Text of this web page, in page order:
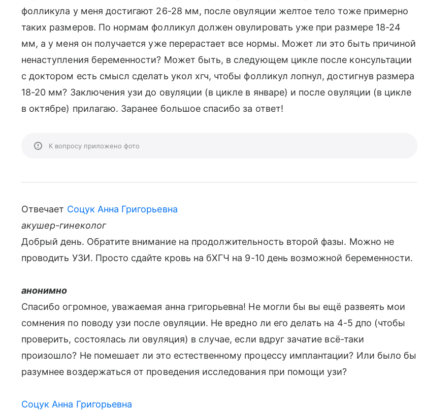
фолликула у меня достигают 26-28 мм, после овуляции желтое тело тоже примерно
таких размеров. По нормам фолликул должен овулировать уже при размере 18-24
мм, а у меня он получается уже перерастает все нормы. Может ли это быть причиной
ненаступления беременности? Может быть, в следующем цикле после консультации
с доктором есть смысл сделать укол хгч, чтобы фолликул лопнул, достигнув размера
18-20 мм? Заключения узи до овуляции (в цикле в январе) и после овуляции (в цикле
в октябре) прилагаю. Заранее большое спасибо за ответ!
К вопросу приложено фото
Отвечает Соцук Анна Григорьевна
акушер-гинеколог
Добрый день. Обратите внимание на продолжительность второй фазы. Можно не
проводить УЗИ. Просто сдайте кровь на бХГЧ на 9-10 день возможной беременности.
анонимно
Спасибо огромное, уважаемая анна григорьевна! Не могли бы вы ещё развеять мои
сомнения по поводу узи после овуляции. Не вредно ли его делать на 4-5 дпо (чтобы
проверить, состоялась ли овуляция) в случае, если вдруг зачатие всё-таки
произошло? Не помешает ли это естественному процессу имплантации? Или было бы
разумнее воздержаться от проведения исследования при помощи узи?
Соцук Анна Григорьевна